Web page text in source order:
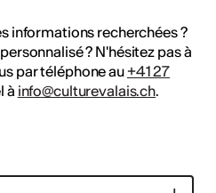
informations recherchées ?
? N'hésitez pas à
par téléphone au+41 27
à info@culturevalais.ch.